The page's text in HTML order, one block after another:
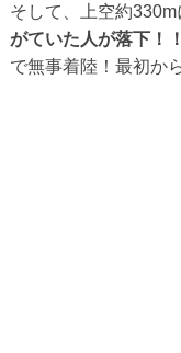
そして、上空約330m
がていた人が落下！！
で無事着陸！最初か